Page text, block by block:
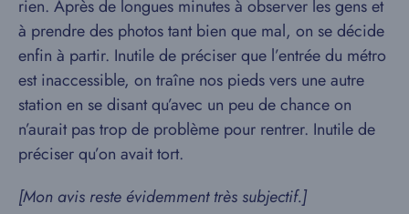
rien. Après de longues minutes à observer les gens et
à prendre des photos tant bien que mal, on se décide
enfin à partir. Inutile de préciser que l’entrée du métro
est inaccessible, on traîne nos pieds vers une autre
station en se disant qu’avec un peu de chance on
n’aurait pas trop de problème pour rentrer. Inutile de
préciser qu’on avait tort.
[Mon avis reste évidemment très subjectif.]